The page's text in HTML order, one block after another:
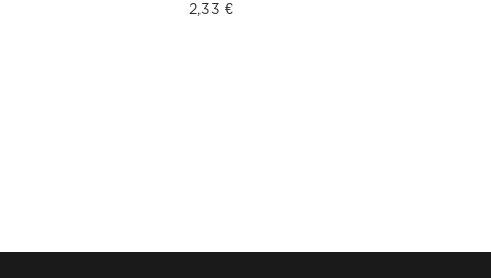
2,33€